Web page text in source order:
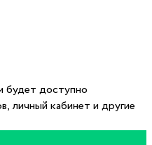
будет доступно
личный кабинет и другие